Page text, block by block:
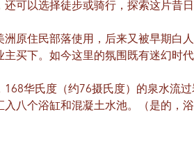
可以选择徒步或骑行，探索这片昔
原住民部落使用，后来又被早期白
买下。如今这里的氛围既有迷幻时
华氏度（约76摄氏度）的泉水流
八个浴缸和混凝土水池。（是的，